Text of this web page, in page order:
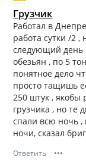
Грузчик
Работал в
работа сутки /2 ,
следующий день
обезьян , по 5
понятное дело
просто тащишь
250 штук , якобы
грузчика , но те
спали всю ночь ,
ночи, сказал
Ответить •••